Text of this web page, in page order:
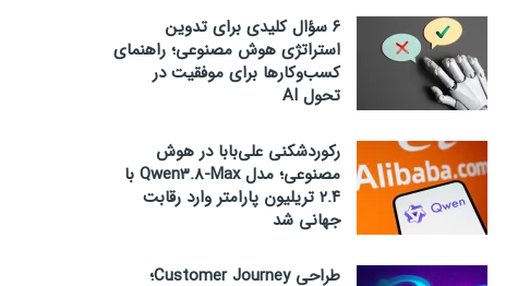
۶ سؤال کلیدی برای تدوین
استراتژی هوش مصنوعی؛ راهنمای
کسب‌وکارها برای موفقیت در
تحول AI
رکوردشکنی علی‌بابا در هوش
مصنوعی؛ مدل Qwen3.8-Max با
۲.۴ تریلیون پارامتر وارد رقابت
جهانی شد
طراحی Customer Journey؛